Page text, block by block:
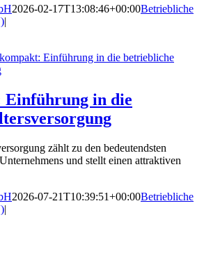
2026-02-17T13:08:46+00:00Betriebliche
|
Einführung in die
zählt zu den bedeutendsten
und stellt einen attraktiven
2026-07-21T10:39:51+00:00Betriebliche
|